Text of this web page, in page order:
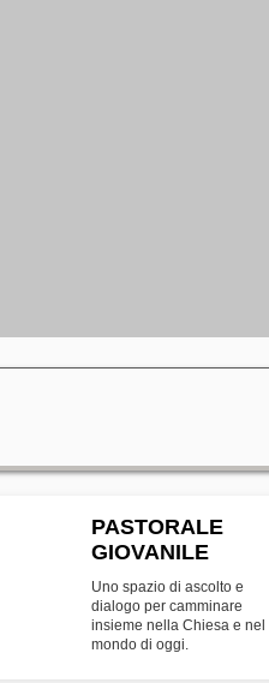
PASTORALE
GIOVANILE
Uno spazio di ascolto e
dialogo per camminare
insieme nella Chiesa e nel
mondo di oggi.